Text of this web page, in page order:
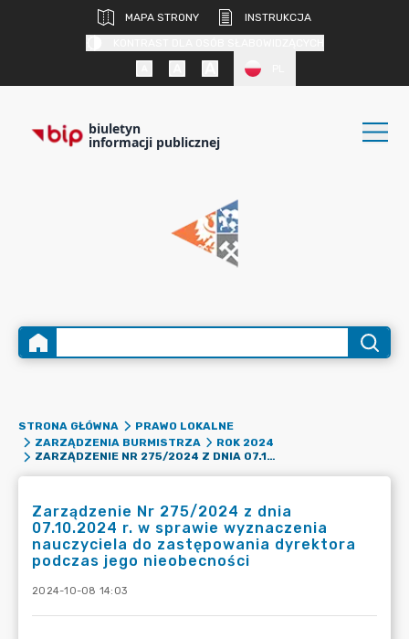
MAPA STRONY
INSTRUKCJA
biuletyn
informacji publicznej
STRONA GŁÓWNA
PRAWO LOKALNE
ZARZĄDZENIA BURMISTRZA
ROK 2024
ZARZĄDZENIE NR 275/2024 Z DNIA 07.10.2024 R. W SPRAWIE WYZNACZENIA NAUCZYCIELA DO ZASTĘPOWANIA DYREKTORA PODCZAS JEGO NIEOBECNOŚCI
Zarządzenie Nr 275/2024 z dnia
07.10.2024 r. w sprawie wyznaczenia
nauczyciela do zastępowania dyrektora
podczas jego nieobecności
2024-10-08 14:03